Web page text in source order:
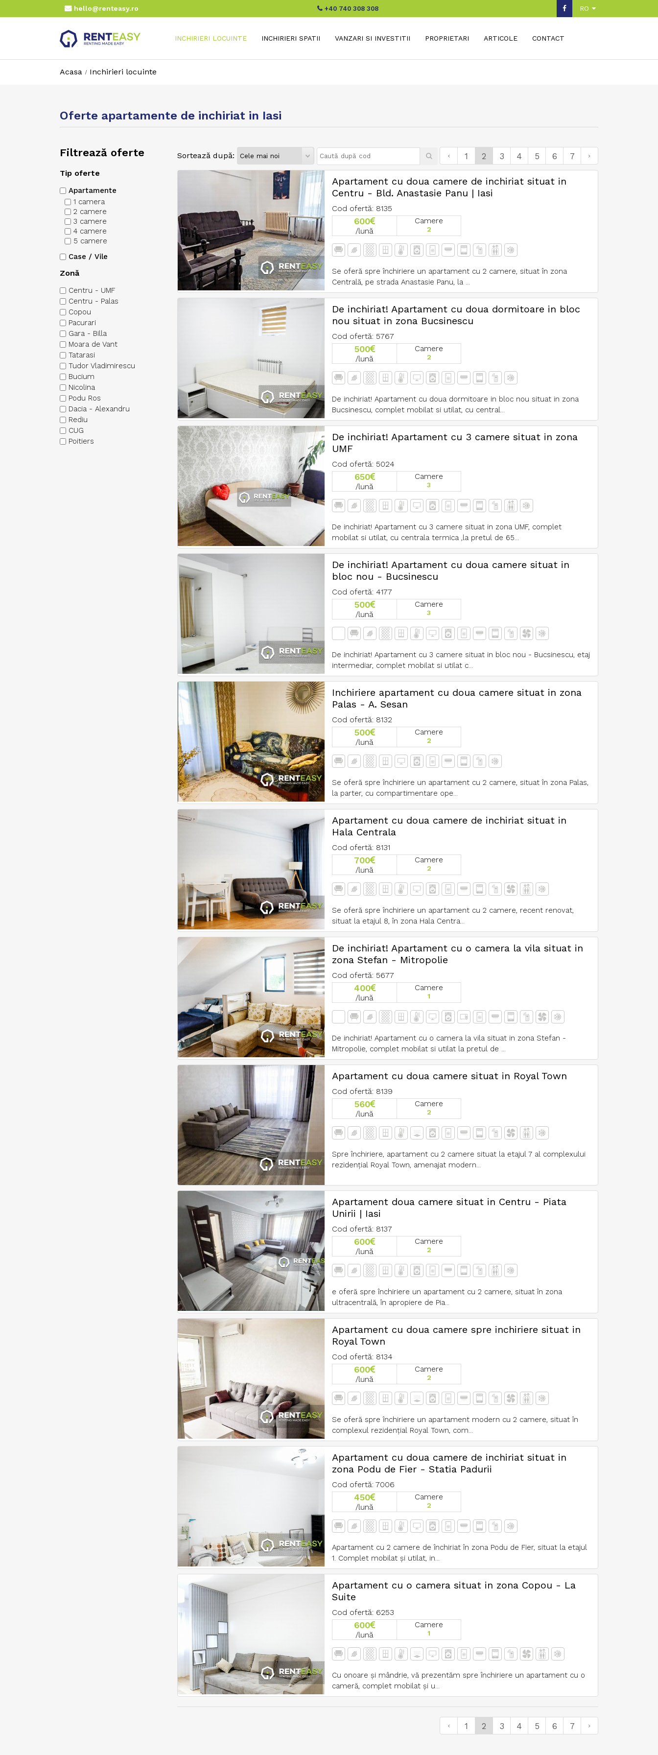
hello@renteasy.ro +40 740 308 308 RO
INCHIRIERI LOCUINTE INCHIRIERI SPATII VANZARI SI INVESTITII PROPRIETARI ARTICOLE CONTACT
Acasa Inchirieri locuinte
Oferte apartamente de inchiriat in Iasi
Filtrează oferte
Tip oferte
Apartamente
1 camera
2 camere
3 camere
4 camere
5 camere
Case / Vile
Zonă
Centru - UMF
Centru - Palas
Copou
Pacurari
Gara - Billa
Moara de Vant
Tatarasi
Tudor Vladimirescu
Bucium
Nicolina
Podu Ros
Dacia - Alexandru
Rediu
CUG
Poitiers
Sortează după: 1 2 3 4 5 6 7
Apartament cu doua camere de inchiriat situat in
Centru - Bld. Anastasie Panu | Iasi
Cod ofertă: 8135
600
/lună
Camere
2
Se oferă spre închiriere un apartament cu 2 camere, situat în zona
Centrală, pe strada Anastasie Panu, la ...
De inchiriat! Apartament cu doua dormitoare in bloc
nou situat in zona Bucsinescu
Cod ofertă: 5767
500
/lună
Camere
2
De inchiriat! Apartament cu doua dormitoare in bloc nou situat in zona
Bucsinescu, complet mobilat si utilat, cu central...
De inchiriat! Apartament cu 3 camere situat in zona
UMF
Cod ofertă: 5024
650
/lună
Camere
3
De inchiriat! Apartament cu 3 camere situat in zona UMF, complet
mobilat si utilat, cu centrala termica ,la pretul de 65...
De inchiriat! Apartament cu doua camere situat in
bloc nou - Bucsinescu
Cod ofertă: 4177
500
/lună
Camere
3
De inchiriat! Apartament cu 3 camere situat in bloc nou - Bucsinescu, etaj
intermediar, complet mobilat si utilat c...
Inchiriere apartament cu doua camere situat in zona
Palas - A. Sesan
Cod ofertă: 8132
500
/lună
Camere
2
Se oferă spre închiriere un apartament cu 2 camere, situat în zona Palas,
la parter, cu compartimentare ope...
Apartament cu doua camere de inchiriat situat in
Hala Centrala
Cod ofertă: 8131
700
/lună
Camere
2
Se oferă spre închiriere un apartament cu 2 camere, recent renovat,
situat la etajul 8, în zona Hala Centra...
De inchiriat! Apartament cu o camera la vila situat in
zona Stefan - Mitropolie
Cod ofertă: 5677
400
/lună
Camere
1
De inchiriat! Apartament cu o camera la vila situat in zona Stefan -
Mitropolie, complet mobilat si utilat la pretul de ...
Apartament cu doua camere situat in Royal Town
Cod ofertă: 8139
560
/lună
Camere
2
Spre închiriere, apartament cu 2 camere situat la etajul 7 al complexului
rezidențial Royal Town, amenajat modern...
Apartament doua camere situat in Centru - Piata
Unirii | Iasi
Cod ofertă: 8137
600
/lună
Camere
2
e oferă spre închiriere un apartament cu 2 camere, situat în zona
ultracentrală, în apropiere de Pia...
Apartament cu doua camere spre inchiriere situat in
Royal Town
Cod ofertă: 8134
600
/lună
Camere
2
Se oferă spre închiriere un apartament modern cu 2 camere, situat în
complexul rezidențial Royal Town, com...
Apartament cu doua camere de inchiriat situat in
zona Podu de Fier - Statia Padurii
Cod ofertă: 7006
450
/lună
Camere
2
Apartament cu 2 camere de închiriat în zona Podu de Fier, situat la etajul
1. Complet mobilat și utilat, in...
Apartament cu o camera situat in zona Copou - La
Suite
Cod ofertă: 6253
600
/lună
Camere
1
Cu onoare și mândrie, vă prezentăm spre închiriere un apartament cu o
cameră, complet mobilat și u...
1 2 3 4 5 6 7